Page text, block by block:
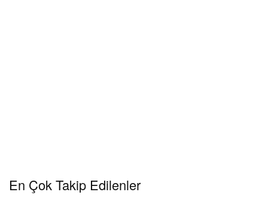
En Çok Takip Edilenler